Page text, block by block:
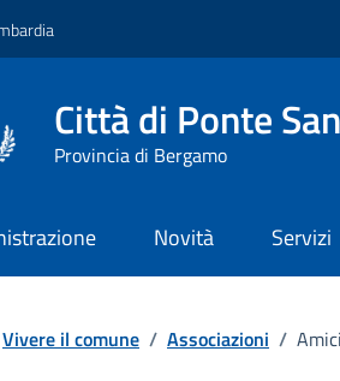
Città di Ponte
Provincia di Bergamo
Novità Servizi
Vivere il comune / Associazioni /